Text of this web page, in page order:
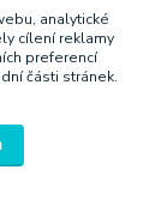
analytické
cílení reklamy
preferencí
části stránek.